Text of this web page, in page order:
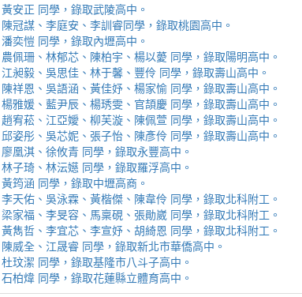
安正 同學，錄取武陵高中。
冠謀、李庭安、李訓睿同學，錄取桃園高中。
奕愷 同學，錄取內壢高中。
佩珊、林郁芯、陳柏宇、楊以薆 同學，錄取陽明高中。
昶毅、吳思佳、林于馨、豐伶 同學，錄取壽山高中。
祥恩、吳語涵、黃佳妤、楊家愉 同學，錄取壽山高中。
雅媛、藍尹辰、楊琇雯、官頡慶 同學，錄取壽山高中。
宥菘、江亞嬡、柳芙漩、陳佩萱 同學，錄取壽山高中。
姿彤、吳芯妮、張子怡、陳彥伶 同學，錄取壽山高中。
凰淇、徐攸青 同學，錄取永豐高中。
子琦、林沄嬨 同學，錄取羅浮高中。
筠涵 同學，錄取中壢高商。
天佑、吳泳霖、黃楷傑、陳韋伶 同學，錄取北科附工。
家福、李旻容、馬稟硯、張勛崴 同學，錄取北科附工。
雋哲、李宜芯、李宣妤、胡綺恩 同學，錄取北科附工。
威全、江晟睿 同學，錄取新北市華僑高中。
玟潔 同學，錄取基隆市八斗子高中。
柏煒 同學，錄取花蓮縣立體育高中。